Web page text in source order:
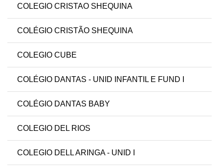
COLEGIO CRISTAO SHEQUINA
COLÉGIO CRISTÃO SHEQUINA
COLEGIO CUBE
COLÉGIO DANTAS - UNID INFANTIL E FUND I
COLÉGIO DANTAS BABY
COLEGIO DEL RIOS
COLEGIO DELL ARINGA - UNID I